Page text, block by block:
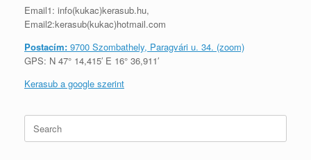
Email1: info(kukac)kerasub.hu,
Email2:kerasub(kukac)hotmail.com
Postacím: 9700 Szombathely, Paragvári u. 34. (zoom)
GPS: N 47° 14,415′ E 16° 36,911′
Kerasub a google szerint
Search
for: